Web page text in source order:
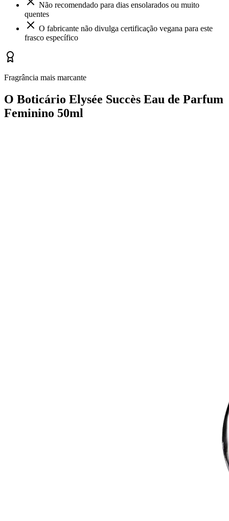
Não recomendado para dias ensolarados ou muito
quentes
O fabricante não divulga certificação vegana para este
frasco específico
Fragrância mais marcante
O Boticário Elysée Succès Eau de Parfum
Feminino 50ml